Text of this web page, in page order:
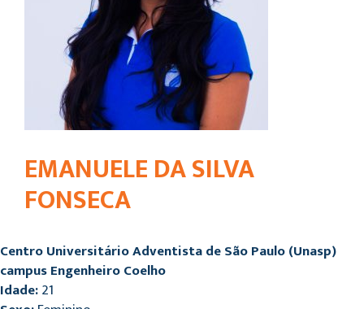
EMANUELE DA SILVA
FONSECA
Centro Universitário Adventista de São Paulo (Unasp)
campus Engenheiro Coelho
Idade:21